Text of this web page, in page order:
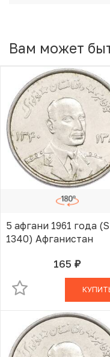
Вам может
5 афгани 1961 года
1340) Афганистан
165 руб.
В